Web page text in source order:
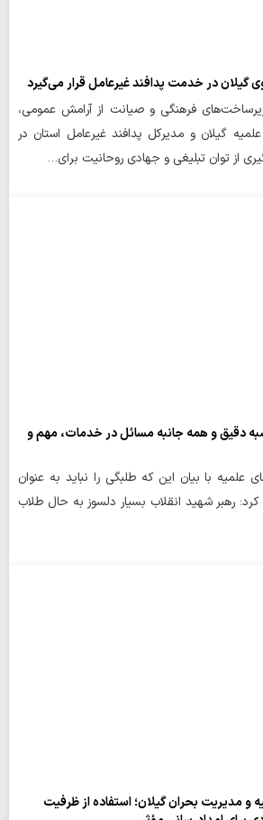
در خدمت پدافند غیرعامل قرار می‌گیرد
فرهنگی و صیانت از آرامش عمومی،
گیلان و مدیرکل پدافند غیرعامل استان در
از توان تبلیغی و جهادی روحانیت برای…
دقیق و همه جانبه مسائل در خدمات، مهم و
علمیه با بیان این که طلبگی را نباید به عنوان
رهبر شهید انقلاب بسیار دلسوز به حال طلاب
و مدیریت بحران گیلان؛ استفاده از ظرفیت